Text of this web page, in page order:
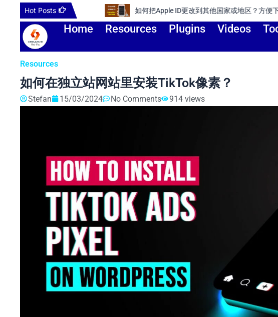
content
Hot Posts 如何把Apple ID更改到其他国家或地区？方便下载
Home Resources Plugins Videos
Resources
如何在独立站网站里安装TikTok像素？
Stefan 15/03/2024 No Comments 914 views